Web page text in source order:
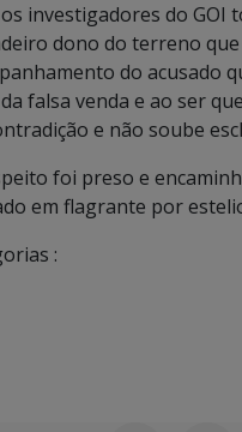
investigadores do GOI
dono do terreno
do acusado
falsa venda e ao ser
e não soube
foi preso e
em flagrante por
: